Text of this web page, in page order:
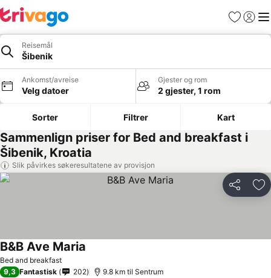
Favoritter
Logg
Reisemål
Šibenik
Ankomst/avreise
Velg datoer
Gjester og rom
2 gjester, 1 rom
Sorter Filtrer Kart
Sammenlign priser for Bed and breakfast i
Šibenik, Kroatia
Slik påvirkes søkeresultatene av provisjon
Del
Bed and breakfast
B&B Ave Maria
9,3 Fantastisk 202 9.8 km til Sentrum